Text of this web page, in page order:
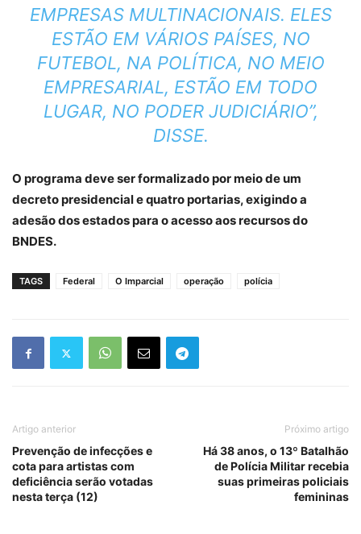
EMPRESAS MULTINACIONAIS. ELES
ESTÃO EM VÁRIOS PAÍSES, NO
FUTEBOL, NA POLÍTICA, NO MEIO
EMPRESARIAL, ESTÃO EM TODO
LUGAR, NO PODER JUDICIÁRIO”,
DISSE.
O programa deve ser formalizado por meio de um
decreto presidencial e quatro portarias, exigindo a
adesão dos estados para o acesso aos recursos do
BNDES.
TAGS Federal O Imparcial operação polícia
Artigo anterior
Prevenção de infecções e
cota para artistas com
deficiência serão votadas
nesta terça (12)
Próximo artigo
Há 38 anos, o 13º Batalhão
de Polícia Militar recebia
suas primeiras policiais
femininas